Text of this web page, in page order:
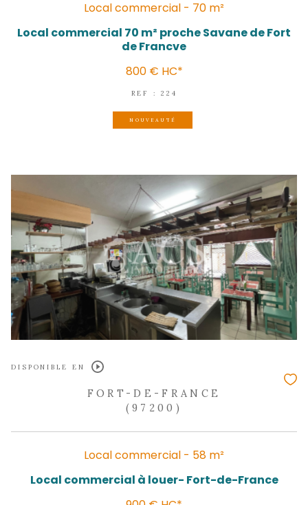
Local commercial - 60 m²
LOCAL COMMERCIAL A LOUER AU
Nous consulter
REF : 2070
NOUVEAUTÉ
FORT-DE-FRANCE